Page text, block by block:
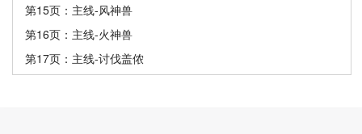
第15页：主线-风神兽
第16页：主线-火神兽
第17页：主线-讨伐盖侬